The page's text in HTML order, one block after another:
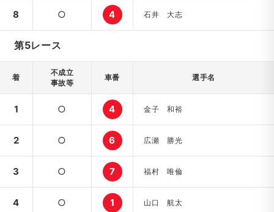
8 ○ 4 石井 大志
第5レース
着
不成立
事故等
車番 選手名
1 ○ 4 金子 和裕
2 ○ 6 広瀬 勝光
3 ○ 7 福村 唯倫
4 ○ 1 山口 航太